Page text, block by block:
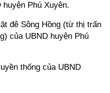
Phú Xuyên.
đê Sông Hồng (từ thị trấn
của UBND huyện Phú
thống của UBND